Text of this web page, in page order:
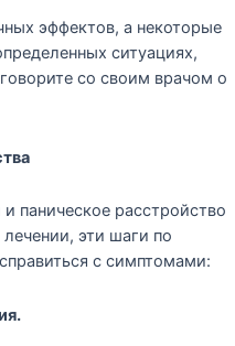
эффектов, а некоторые
ситуациях,
со своим врачом о
паническое расстройство
эти шаги по
с симптомами: